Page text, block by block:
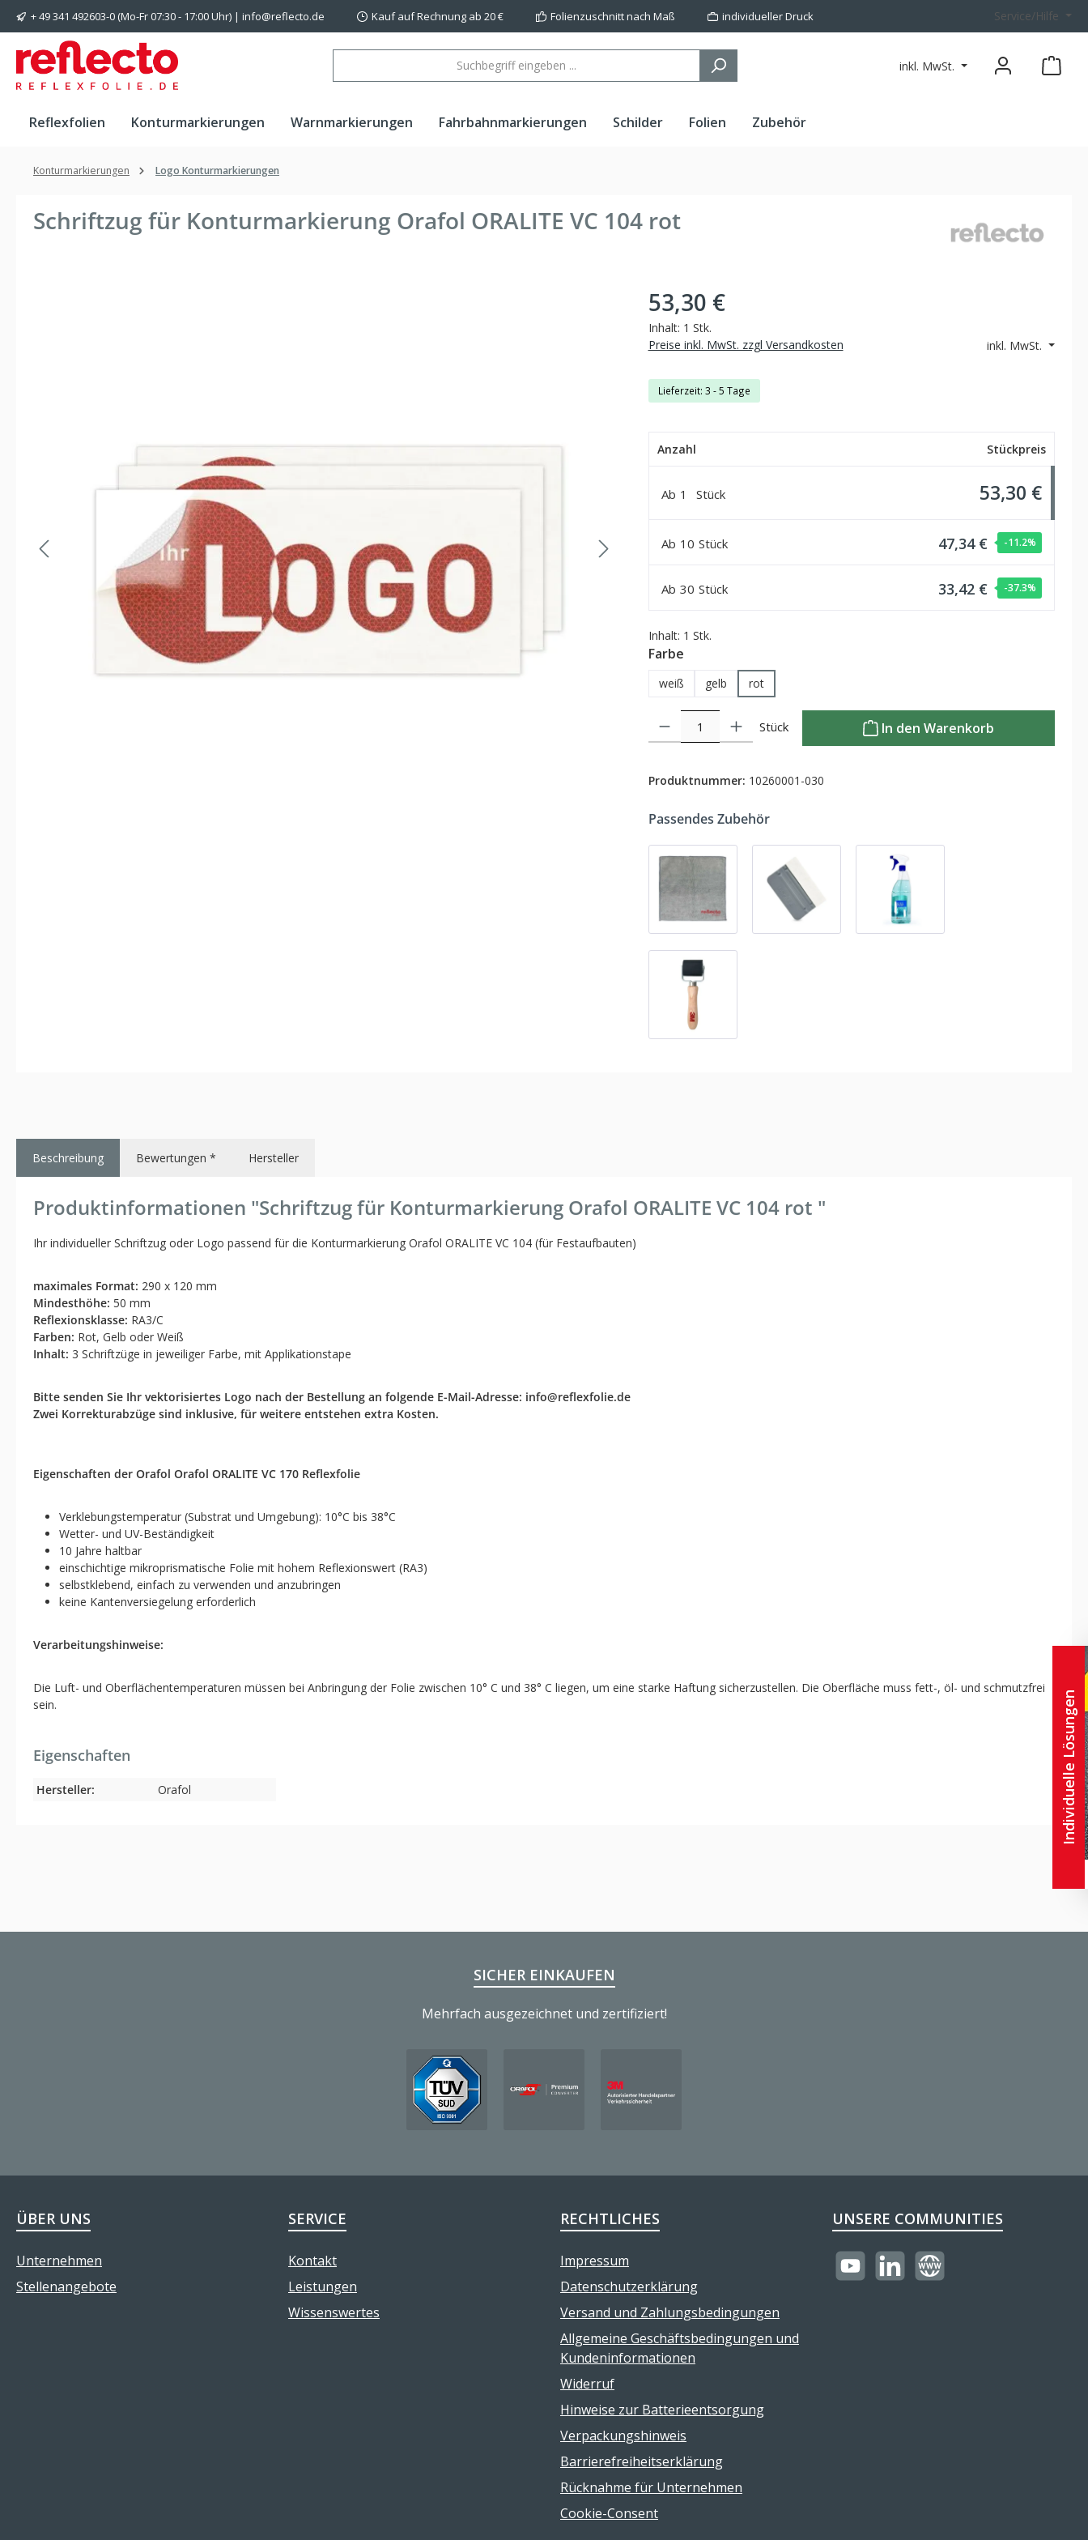
Hauptinhalt springen
Zur Suche springen
Zur Hauptnavigation springen
+ 49 341 492603-0 (Mo-Fr 07:30 - 17:00 Uhr) | info@reflecto.de Kauf auf Rechnung ab 20 € Folienzuschnitt nach Maß individueller Druck Service/Hilfe
inkl. MwSt.
Reflexfolien Konturmarkierungen Warnmarkierungen Fahrbahnmarkierungen Schilder Folien Zubehör
Konturmarkierungen Logo Konturmarkierungen
Schriftzug für Konturmarkierung Orafol ORALITE VC 104 rot
53,30 €
Inhalt: 1 Stk.
inkl. MwSt.
Preise inkl. MwSt. zzgl Versandkosten
Lieferzeit: 3 - 5 Tage
Anzahl Stückpreis
Ab 1 Stück 53,30 €
Ab 10 Stück 47,34 € -11.2%
Ab 30 Stück 33,42 € -37.3%
Inhalt: 1 Stk.
Farbeauswählen
weiß gelb rot
Stück In den Warenkorb
Produktnummer: 10260001-030
Passendes Zubehör
Beschreibung Bewertungen * Hersteller
Produktinformationen "Schriftzug für Konturmarkierung Orafol ORALITE VC 104 rot "
Ihr individueller Schriftzug oder Logo passend für die Konturmarkierung Orafol ORALITE VC 104 (für Festaufbauten)
maximales Format: 290 x 120 mm
Mindesthöhe: 50 mm
Reflexionsklasse: RA3/C
Farben: Rot, Gelb oder Weiß
Inhalt: 3 Schriftzüge in jeweiliger Farbe, mit Applikationstape
Bitte senden Sie Ihr vektorisiertes Logo nach der Bestellung an folgende E-Mail-Adresse: info@reflexfolie.de
Zwei Korrekturabzüge sind inklusive, für weitere entstehen extra Kosten.
Eigenschaften der Orafol Orafol ORALITE VC 170 Reflexfolie
Verklebungstemperatur (Substrat und Umgebung): 10°C bis 38°C
Wetter- und UV-Beständigkeit
10 Jahre haltbar
einschichtige mikroprismatische Folie mit hohem Reflexionswert (RA3)
selbstklebend, einfach zu verwenden und anzubringen
keine Kantenversiegelung erforderlich
Verarbeitungshinweise:
Die Luft- und Oberflächentemperaturen müssen bei Anbringung der Folie zwischen 10° C und 38° C liegen, um eine starke Haftung sicherzustellen. Die Oberfläche muss fett-, öl- und schmutzfrei
sein.
Eigenschaften
Hersteller: Orafol
SICHER EINKAUFEN
Mehrfach ausgezeichnet und zertifiziert!
ÜBER UNS
Unternehmen
Stellenangebote
SERVICE
Kontakt
Leistungen
Wissenswertes
RECHTLICHES
Impressum
Datenschutzerklärung
Versand und Zahlungsbedingungen
Allgemeine Geschäftsbedingungen und
Kundeninformationen
Widerruf
Hinweise zur Batterieentsorgung
Verpackungshinweis
Barrierefreiheitserklärung
Rücknahme für Unternehmen
Cookie-Consent
UNSERE COMMUNITIES
https://youtube.com/
LinkedInWebsite
Individuelle Lösungen